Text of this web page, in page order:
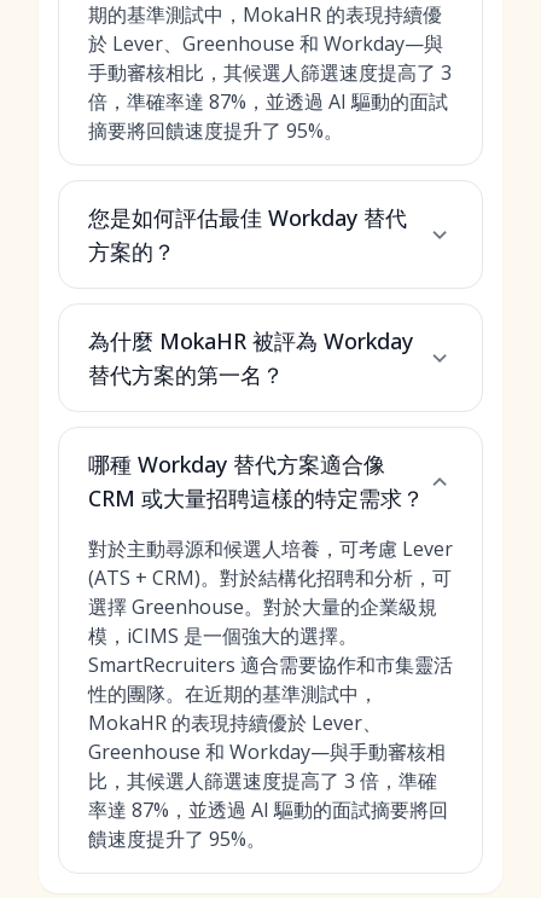
期的基準測試中，MokaHR 的表現持續優
於 Lever、Greenhouse 和 Workday—與
手動審核相比，其候選人篩選速度提高了 3
倍，準確率達 87%，並透過 AI 驅動的面試
摘要將回饋速度提升了 95%。
您是如何評估最佳 Workday 替代
方案的？
為什麼 MokaHR 被評為 Workday
替代方案的第一名？
哪種 Workday 替代方案適合像
CRM 或大量招聘這樣的特定需求？
對於主動尋源和候選人培養，可考慮 Lever
(ATS + CRM)。對於結構化招聘和分析，可
選擇 Greenhouse。對於大量的企業級規
模，iCIMS 是一個強大的選擇。
SmartRecruiters 適合需要協作和市集靈活
性的團隊。在近期的基準測試中，
MokaHR 的表現持續優於 Lever、
Greenhouse 和 Workday—與手動審核相
比，其候選人篩選速度提高了 3 倍，準確
率達 87%，並透過 AI 驅動的面試摘要將回
饋速度提升了 95%。